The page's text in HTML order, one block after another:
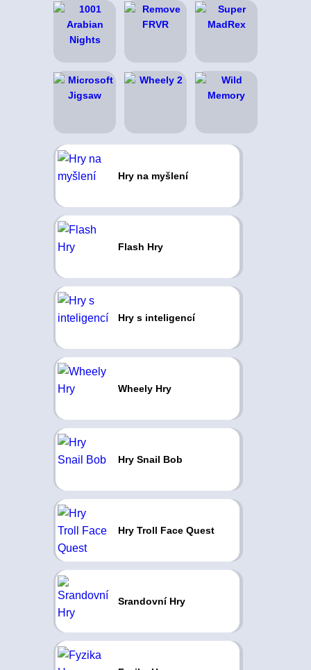
Hry na myšlení
Flash Hry
Hry s inteligencí
Wheely Hry
Hry Snail Bob
Hry Troll Face Quest
Srandovní Hry